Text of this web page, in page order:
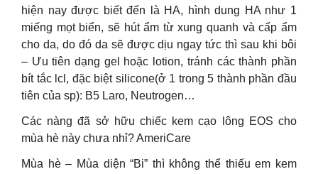
hiện nay được biết đến là HA, hình dung HA như 1
miếng mọt biển, sẽ hút ẩm từ xung quanh và cấp ẩm
cho da, do đó da sẽ được dịu ngay tức thì sau khi bôi
– Ưu tiên dạng gel hoặc lotion, tránh các thành phần
bít tắc lcl, đặc biệt silicone(ở 1 trong 5 thành phần đầu
tiên của sp): B5 Laro, Neutrogen…
Các nàng đã sở hữu chiếc kem cạo lông EOS cho
mùa hè này chưa nhỉ? AmeriCare
Mùa hè – Mùa diện “Bi” thì không thể thiếu em kem